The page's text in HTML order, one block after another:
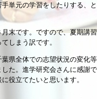
単元の学習をしたりする、と
末です。ですので、夏期講習
しまう訳です。
県全体での志望状況の変化等
た。進学研究会さんに感謝で
役立てたいと思います。